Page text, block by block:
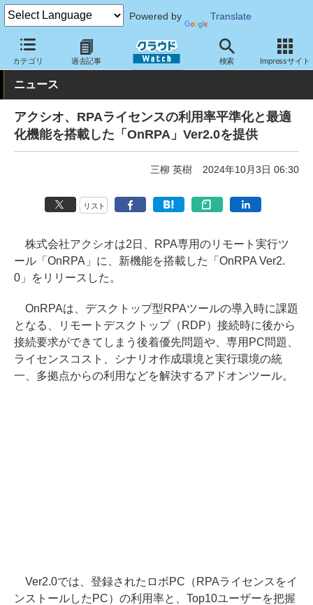
Powered by Translate
カテゴリ 過去記事 検索 Impressサイト
クラウド Watch サービス・ソフト ソフトウェア その他
ニュース
アクシオ、RPAライセンスの利用率平準化と最適
化機能を搭載した「OnRPA」Ver2.0を提供
三柳 英樹 2024年10月3日 06:30
リスト
株式会社アクシオは2日、RPA専用のリモート実行ツ
ール「OnRPA」に、新機能を搭載した「OnRPA Ver2.
0」をリリースした。
OnRPAは、デスクトップ型RPAツールの導入時に課題
となる、リモートデスクトップ（RDP）接続時に後から
接続要求ができてしまう後着優先問題や、専用PC問題、
ライセンスコスト、シナリオ作成環境と実行環境の統
一、多拠点からの利用などを解決するアドオンツール。
Ver2.0では、登録されたロボPC（RPAライセンスをイ
ンストールしたPC）の利用率と、Top10ユーザーを把握